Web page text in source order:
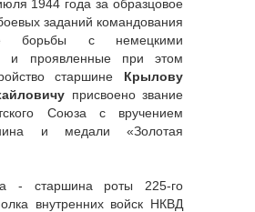
1944 года за образцовое
заданий командования
борьбы с немецкими
и проявленные при этом
старшине Крылову
присвоено звание
Союза с вручением
и медали «Золотая
- старшина роты 225-го
внутренних войск НКВД